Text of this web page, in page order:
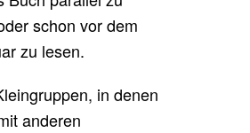
schon vor dem
zu lesen.
in denen
anderen